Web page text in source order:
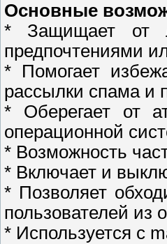
Основные
* Защищает от
предпочтениями
* Помогает
рассылки спама и
* Оберегает от
операционной
* Возможность
* Включает и
* Позволяет
пользователей из
* Используется с